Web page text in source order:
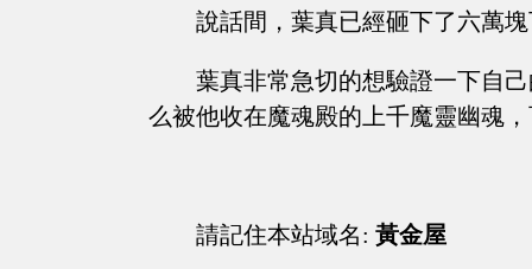
說話間，葉真已經砸下了六萬
葉真非常急切的想驗證一下自
么被他收在魔魂殿的上千魔靈幽魂
請記住本站域名: 黃金屋